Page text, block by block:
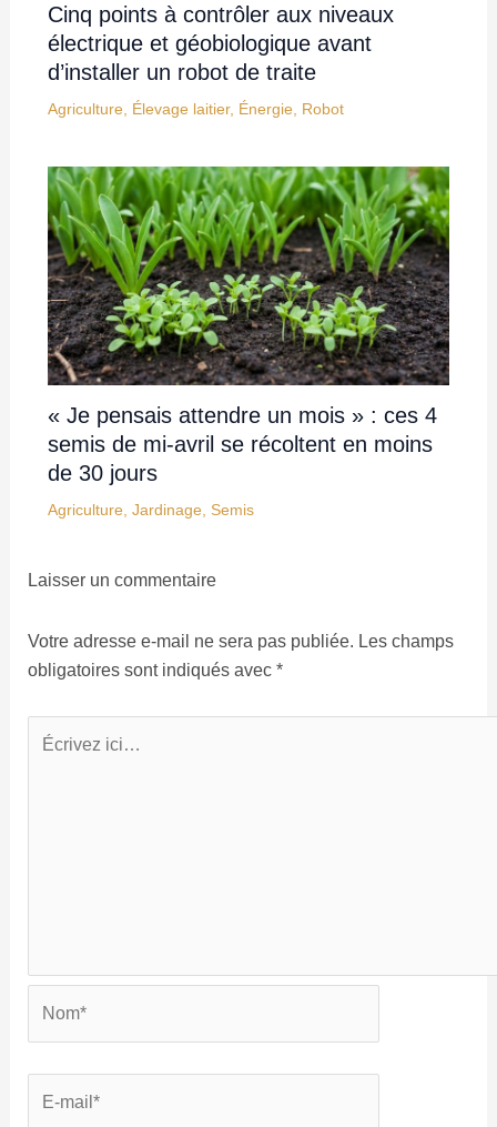
Cinq points à contrôler aux niveaux
électrique et géobiologique avant
d’installer un robot de traite
Agriculture Élevage laitier, Énergie Robot
« Je pensais attendre un mois » : ces 4
semis de mi-avril se récoltent en moins
de 30 jours
Agriculture, Jardinage, Semis
Laisser un commentaire
Votre adresse e-mail ne sera pas publiée. Les champs
obligatoires sont indiqués avec *